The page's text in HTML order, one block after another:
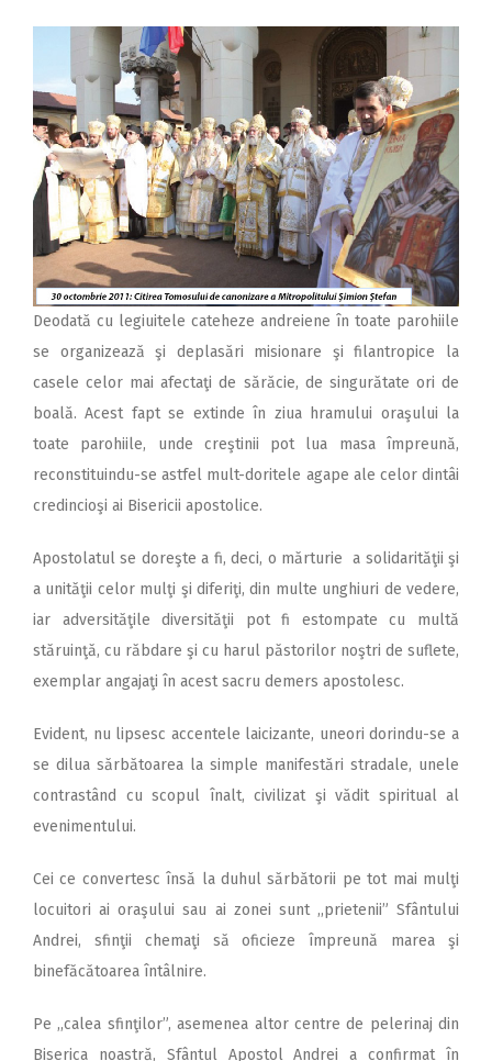
Deodată cu legiuitele cateheze andreiene în toate parohiile
se organizează şi deplasări misionare şi filantropice la
casele celor mai afectaţi de sărăcie, de singurătate ori de
boală. Acest fapt se extinde în ziua hramului oraşului la
toate parohiile, unde creştinii pot lua masa împreună,
reconstituindu-se astfel mult-doritele agape ale celor dintâi
credincioşi ai Bisericii apostolice.
Apostolatul se doreşte a fi, deci, o mărturie a solidarităţii şi
a unităţii celor mulţi şi diferiţi, din multe unghiuri de vedere,
iar adversităţile diversităţii pot fi estompate cu multă
stăruinţă, cu răbdare şi cu harul păstorilor noştri de suflete,
exemplar angajaţi în acest sacru demers apostolesc.
Evident, nu lipsesc accentele laicizante, uneori dorindu-se a
se dilua sărbătoarea la simple manifestări stradale, unele
contrastând cu scopul înalt, civilizat şi vădit spiritual al
evenimentului.
Cei ce convertesc însă la duhul sărbătorii pe tot mai mulţi
locuitori ai oraşului sau ai zonei sunt ,,prietenii” Sfântului
Andrei, sfinţii chemaţi să oficieze împreună marea şi
binefăcătoarea întâlnire.
Pe ,,calea sfinţilor”, asemenea altor centre de pelerinaj din
Biserica noastră, Sfântul Apostol Andrei a confirmat în